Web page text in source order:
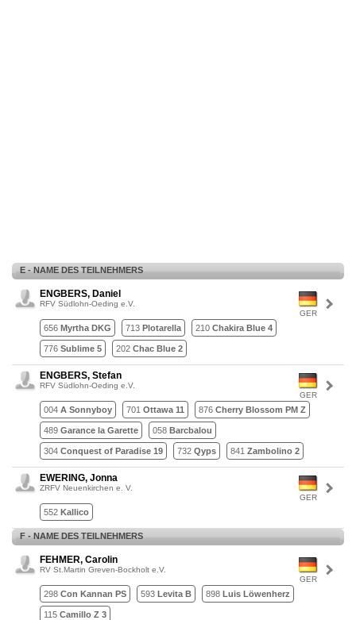
E - NAME DES TEILNEHMERS
GER
ENGBERS, Daniel
RFV Südlohn-Oeding e.V.
656 Myrtha DKG 713 Plotarella 210 Chakira Blue 4
776 Sublime 5 202 Chac Blue 2
GER
ENGBERS, Stefan
RFV Südlohn-Oeding e.V.
004 A Sonnyboy 701 Ottawa 11 876 Cherry Blossom PM Z
489 Garance la Garette 058 Barcbalou
304 Conquest of Paradise 19 732 Qyps 841 Zambolino 2
GER
EWERING, Jonna
ZRFV Neuenkirchen e. V.
552 Kallico
F - NAME DES TEILNEHMERS
GER
FEHMER, Carolin
RV St.Martin Greven-Bockholt e.V.
298 Con Kannan PS 593 Levita B 898 Luis Löwenherz
115 Camillo Z 3